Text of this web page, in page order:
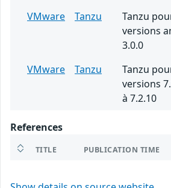
VMware
Tanzu
Tanzu
versions
3.0.0
VMware
Tanzu
Tanzu
versions
à 7.2.10
References
TITLE PUBLICATION TIME